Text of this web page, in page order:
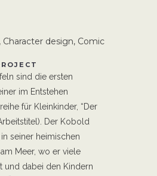
design, Comic
sind die ersten
im Entstehen
für Kleinkinder, “Der
Der Kobold
seiner heimischen
Meer, wo er viele
und dabei den Kindern